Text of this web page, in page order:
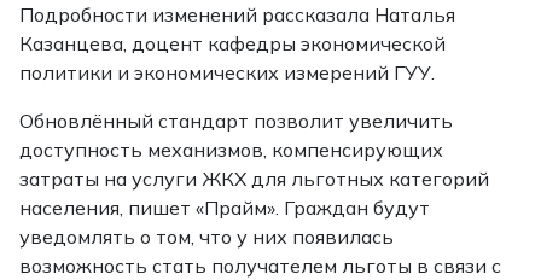
Подробности изменений рассказала Наталья
Казанцева, доцент кафедры экономической
политики и экономических измерений ГУУ.
Обновлённый стандарт позволит увеличить
доступность механизмов, компенсирующих
затраты на услуги ЖКХ для льготных категорий
населения, пишет «Прайм». Граждан будут
уведомлять о том, что у них появилась
возможность стать получателем льготы в связи с